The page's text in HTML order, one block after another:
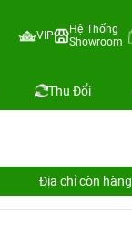
VIP
Hệ Thống
Showroom
Thu Đổi
Địa chỉ còn hàng